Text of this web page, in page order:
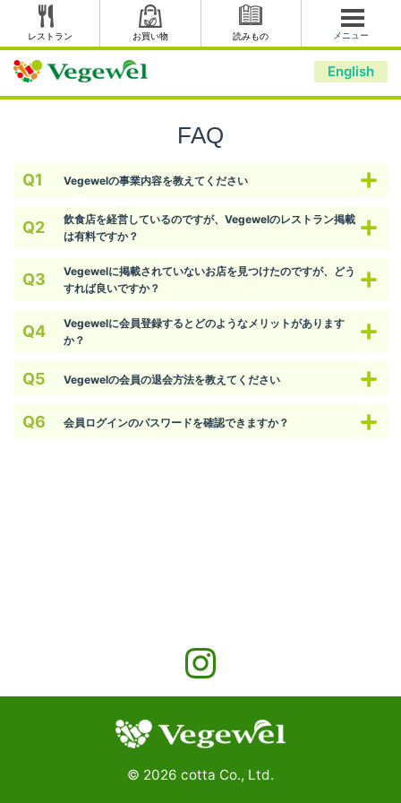
レストラン お買い物 読みもの メニュー
English
FAQ
Vegewelの事業内容を教えてください
飲食店を経営しているのですが、Vegewelのレストラン掲載
は有料ですか？
Vegewelに掲載されていないお店を見つけたのですが、どう
すれば良いですか？
Vegewelに会員登録するとどのようなメリットがあります
か？
Vegewelの会員の退会方法を教えてください
会員ログインのパスワードを確認できますか？
© 2026 cotta Co., Ltd.